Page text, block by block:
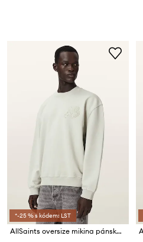
*-25 % s kódem: LST
AllSaints oversize mikina pánská bavlněná INSIGNIA